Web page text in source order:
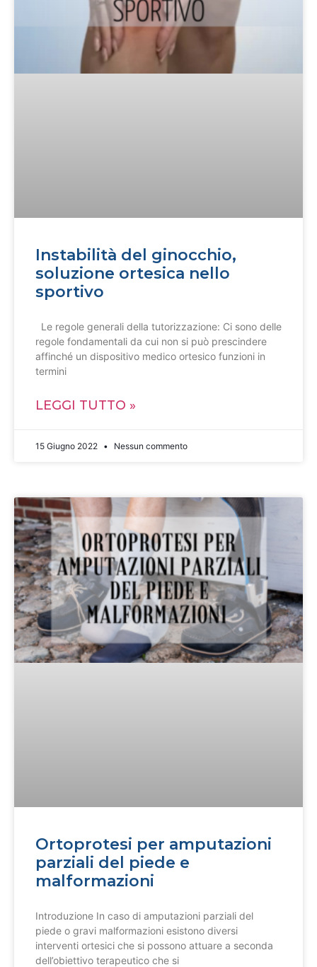
Instabilità del ginocchio,
soluzione ortesica nello
sportivo
Le regole generali della tutorizzazione: Ci sono delle
regole fondamentali da cui non si può prescindere
affinché un dispositivo medico ortesico funzioni in
termini
LEGGI TUTTO »
15 Giugno 2022 Nessun commento
Ortoprotesi per amputazioni
parziali del piede e
malformazioni
Introduzione In caso di amputazioni parziali del
piede o gravi malformazioni esistono diversi
interventi ortesici che si possono attuare a seconda
dell’obiettivo terapeutico che si